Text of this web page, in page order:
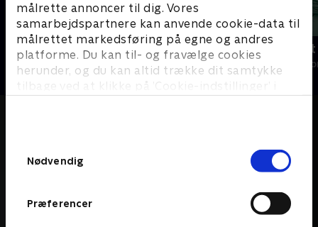
målrette annoncer til dig. Vores
samarbejdspartnere kan anvende cookie-data til
målrettet markedsføring på egne og andres
platforme. Du kan til- og fravælge cookies
herunder, og du kan altid trække dit samtykke
tilbage ved at klikke på ’Cookie-indstillinger’ i
Nødvendig
Præferencer
Happy fucking Pride
Drama • 1 sæsoner
Fake Patient
Drama • 1